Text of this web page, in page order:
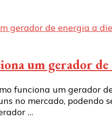
um gerador de
funciona um gerador
no mercado, podendo
…